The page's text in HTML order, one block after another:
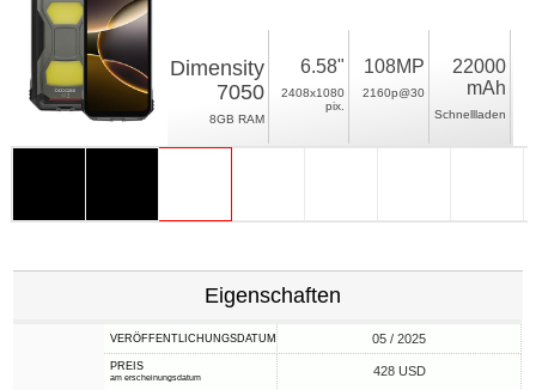
Dimensity
7050
8GB RAM
6.58"
2408x1080
pix.
108MP
2160p@30
22000
mAh
Schnellladen
Eigenschaften
VERÖFFENTLICHUNGSDATUM 05 / 2025
PREIS
am erscheinungsdatum 428 USD